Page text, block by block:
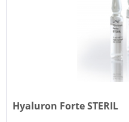
Hyaluron Forte STERIL